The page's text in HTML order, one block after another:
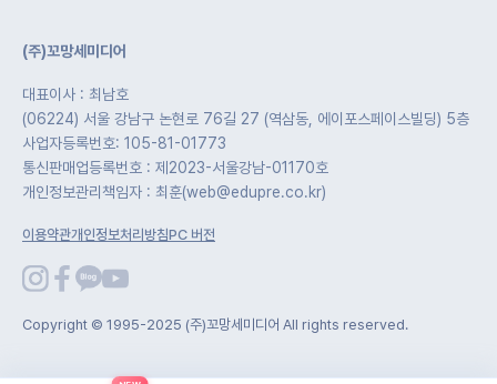
(주)꼬망세미디어
대표이사 : 최남호
(06224) 서울 강남구 논현로 76길 27 (역삼동, 에이포스페이스빌딩) 5층
사업자등록번호: 105-81-01773
통신판매업등록번호 : 제2023-서울강남-01170호
개인정보관리책임자 : 최훈(web@edupre.co.kr)
이용약관개인정보처리방침PC 버전
Copyright © 1995-2025 (주)꼬망세미디어 All rights reserved.